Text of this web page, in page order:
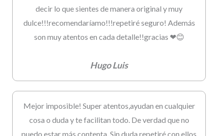
decir lo que sientes de manera original y muy
dulce!!!recomendaríamo!!!repetiré seguro! Además
son muy atentos en cada detalle!!gracias ❤😊
Hugo Luis
Mejor imposible! Super atentos,ayudan en cualquier
cosa o duda y te facilitan todo. De verdad que no
puedo estar más contenta. Sin duda repetiré con ellos